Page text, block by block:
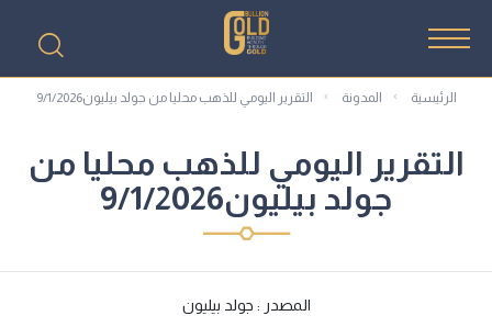
الرئيسية المدونة التقرير اليومي للذهب محليا من جولد بيليون9/1/2026
التقرير اليومي للذهب محليا من
جولد بيليون9/1/2026
المصدر : جولد بيليون